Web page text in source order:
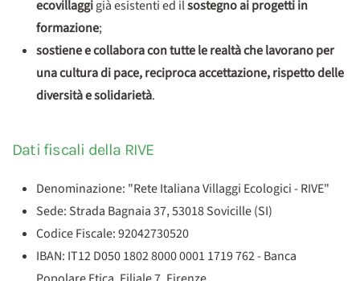
ecovillaggigià esistenti ed ilsostegno ai progetti in
formazione;
sostiene e collabora con tutte le realtà che lavorano per
una cultura di pace, reciproca accettazione, rispetto delle
diversità e solidarietà.
Dati fiscali della RIVE
Denominazione: "Rete Italiana Villaggi Ecologici - RIVE"
Sede: Strada Bagnaia 37, 53018 Sovicille (SI)
Codice Fiscale: 92042730520
IBAN: IT12 D050 1802 8000 0001 1719 762 - Banca